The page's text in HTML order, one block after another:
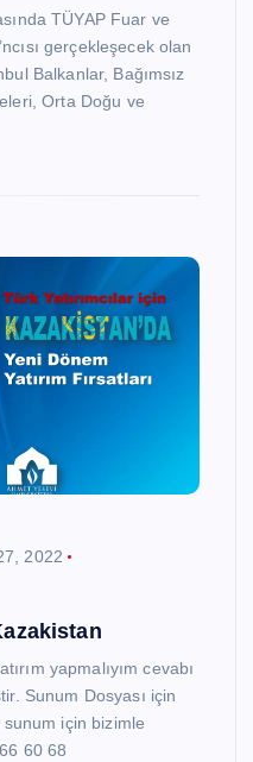
TÜYAP Fuar ve
gerçekleşecek olan
Balkanlar, Bağımsız
Orta Doğu ve
2022
yapmalıyım cevabı
Sunum Dosyası için
sunum için bizimle
60 68